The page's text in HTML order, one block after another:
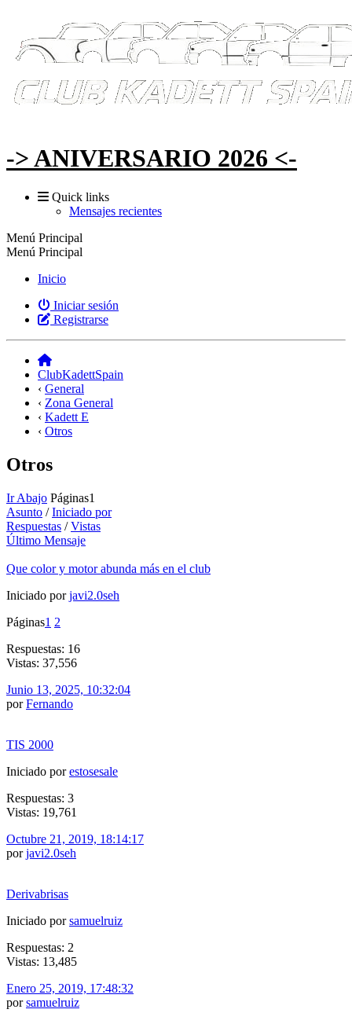
-> ANIVERSARIO 2026 <-
Quick links
Mensajes recientes
Menú Principal
Menú Principal
Inicio
Iniciar sesión
Registrarse
ClubKadettSpain
‹ General
‹ Zona General
‹ Kadett E
‹ Otros
Otros
Ir Abajo Páginas1
Asunto /Iniciado por
Respuestas /Vistas
Último Mensaje
Que color y motor abunda más en el club
Iniciado porjavi2.0seh
Páginas1 2
Respuestas: 16
Vistas: 37,556
Junio 13, 2025, 10:32:04
porFernando
TIS 2000
Iniciado porestosesale
Respuestas: 3
Vistas: 19,761
Octubre 21, 2019, 18:14:17
porjavi2.0seh
Derivabrisas
Iniciado porsamuelruiz
Respuestas: 2
Vistas: 13,485
Enero 25, 2019, 17:48:32
porsamuelruiz